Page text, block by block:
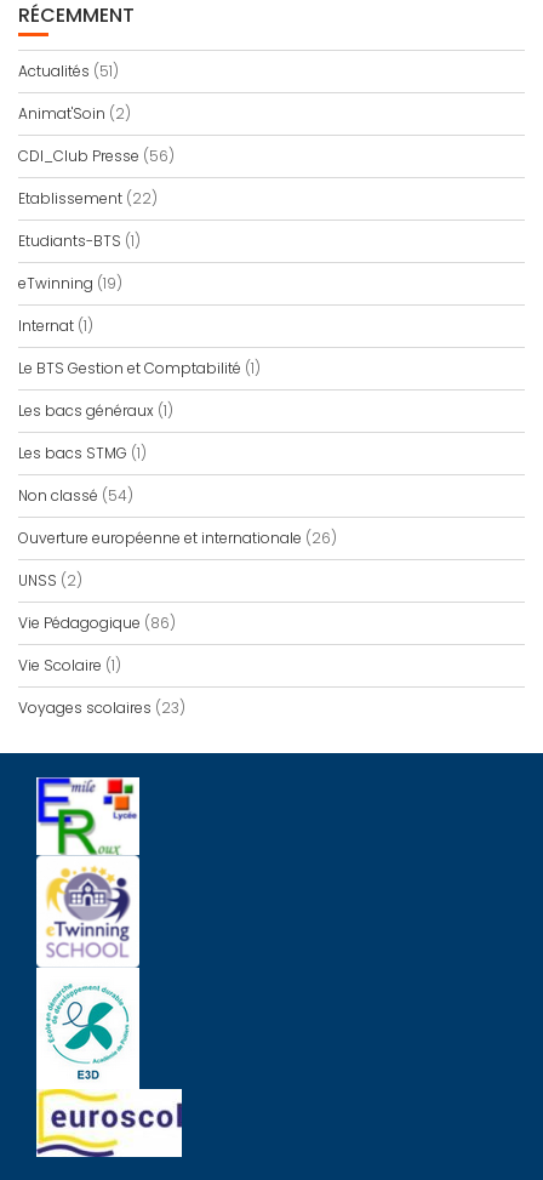
RÉCEMMENT
Actualités (51)
Animat'Soin (2)
CDI_Club Presse (56)
Etablissement (22)
Etudiants-BTS (1)
eTwinning (19)
Internat (1)
Le BTS Gestion et Comptabilité (1)
Les bacs généraux (1)
Les bacs STMG (1)
Non classé (54)
Ouverture européenne et internationale (26)
UNSS (2)
Vie Pédagogique (86)
Vie Scolaire (1)
Voyages scolaires (23)